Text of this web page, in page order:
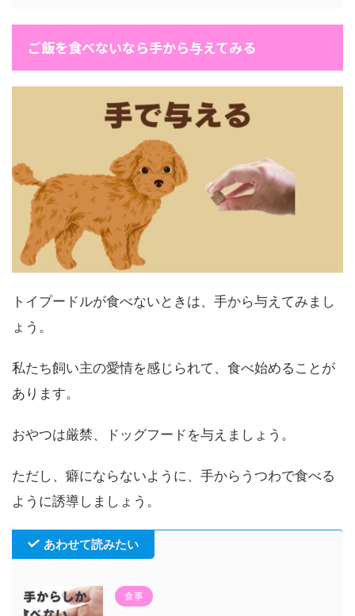
ご飯を食べないなら手から与えてみる
トイプードルが食べないときは、手から与えてみまし
ょう。
私たち飼い主の愛情を感じられて、食べ始めることが
あります。
おやつは厳禁、ドッグフードを与えましょう。
ただし、癖にならないように、手からうつわで食べる
ように誘導しましょう。
あわせて読みたい
食事